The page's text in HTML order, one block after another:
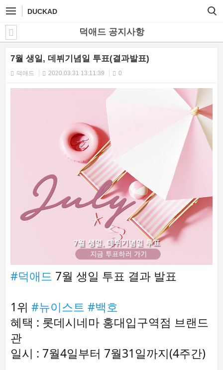
DUCKAD
덕애드 공지사항
7월 생일, 데뷔기념일 투표(결과발표)
덕애드 2020.03.31 13:11:39 0
#덕애드 7월 생일 투표 결과 발표
1위 #뉴이스트 #백호
혜택 : 롯데시네마 홍대입구역점 브랜드
관
일시 : 7월4일부터 7월31일까지(4주간)